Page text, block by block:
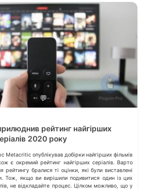
💬
рейтинг найгірших
2020 року
Metacritic опублікував добірки найгірших фільмів
є окремий рейтинг найгірших серіалів. Варто
бралися ті оцінки, які були виставлені
Тож, якщо ви вирішили подивитися один із цих
не відкладайте процес. Цілком можливо, що у